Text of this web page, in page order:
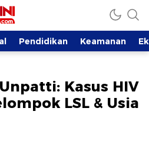
Pendidikan Keamanan
Kasus HIV
LSL & Usia